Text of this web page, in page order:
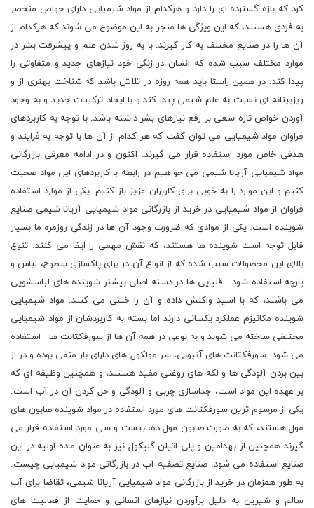
کرد که بازه گسترده ای را دارد و هرکدام از مواد شیمیایی دارای خواص منحصر
به فردی هستند، که این ویژگی ها منجر به این موضوع می شوند که هرکدام از
آن ها را در صنایع مختلف به کار گیرند. با به روز شدن علم و پیشرفت بشر در
موارد مختلف سبب شده که انسان در زنگی خود نیازهای جدید و متفاوتی را
پیدا کند. در همین راستا باید همه روزه در تلاش باشد که شناخت بهتری از و
ریزبینانه ای نسبت به علم شیمی پیدا کند و با ایجاد ترکیبات جدید و به وجود
آوردن خواص تازه سعی بر رفع نیازهای بشر داشته باشد. با توجه به کاربردهای
فراوان مواد شیمیایی می توان گفت که هر کدام از آن ها با توجه به فرایند و
هدفی خاص مورد استفاده قرار می گیرند. اکنون و در ادامه معرفی بازرگانی
مواد شیمیایی آریانا شیمی می خواهیم در رابطه با کاربردهای این مواد صحبت
کنیم و این موارد را به خوبی برای کاربران عزیز باز کنیم. یکی از موارد استفاده
فراوان از مواد شیمیایی در خرید از بازرگانی مواد شیمیایی آریانا شیمی صنایع
شوینده است. یکی از موادی که ضرورت وجود آن ها در زندگی روزمره ما بسیار
قابل توجه است شوینده ها هستند، که نقش مهمی را ایفا می کنند. تنوع
بالای این محصولات سبب شده که از انواع آن در برای پاکسازی سطوح، لباس و
پارچه استفاده شود. قلیایی ها در دسته اصلی بیشتر شوینده های لباسشویی
می باشند، که با اسید واکنش داده و آن را خنثی می کنند. مواد شیمیایی
شوینده مکانیزم عملکرد یکسانی دارند اما بسته به کاربردشان از مواد شیمیایی
مختلفی ساخته می شوند و به نوعی در همه آن ها از سورفکتانت ها استفاده
می شود. سورفکتانت های آنیونی، سر مولکول های دارای بار منفی بوده و در از
بین بردن آلودگی ها و لکه های روغنی مفید هستند، و همچنین وظیفه ای که
بر عهده این مواد است، جداسازی چربی و آلودگی و حل کردن آن در آب است.
یکی از مرسوم ترین سورفکتانت های مورد استفاده در مواد شوینده صابون های
مول هستند، که به صورت صابون مول ده، بیست و سی مورد استفاده قرار می
گیرند همچنین از بهدامین و پلی اتیلن گلیکول نیز به عنوان ماده اولیه در این
صنایع استفاده می شود. صنایع تصفیه آب در بازرگانی مواد شیمیایی چیست.
به طور همزمان در خرید از بازرگانی مواد شیمیایی آریانا شیمی، تقاضا برای آب
سالم و شیرین به دلیل برآوردن نیازهای انسانی و حمایت از فعالیت های